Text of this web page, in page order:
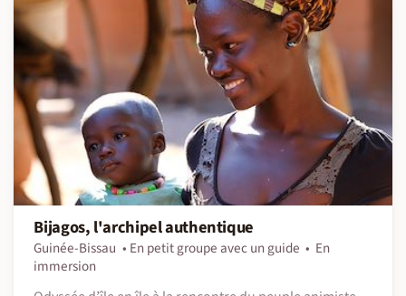
Bijagos, l'archipel authentique
Guinée-Bissau En petit groupe avec un guide
En
immersion